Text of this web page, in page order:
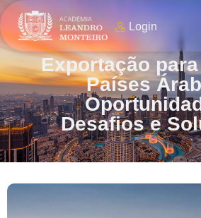
Login
Exportação
Países
Desafios e